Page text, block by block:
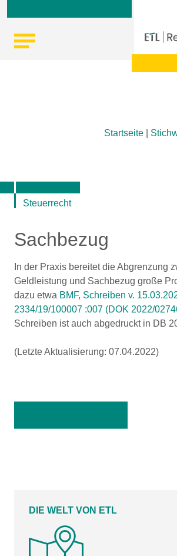
Startseite
Steuerrecht
Sachbezug
In der Praxis bereitet die Abgrenzung
Geldleistung und Sachbezug große
dazu etwa BMF, Schreiben v.
2334/19/100007 :007 (DOK 2022/
Schreiben ist auch abgedruckt in DB
(Letzte Aktualisierung: 07.04.2022)
DIE WELT VON ETL